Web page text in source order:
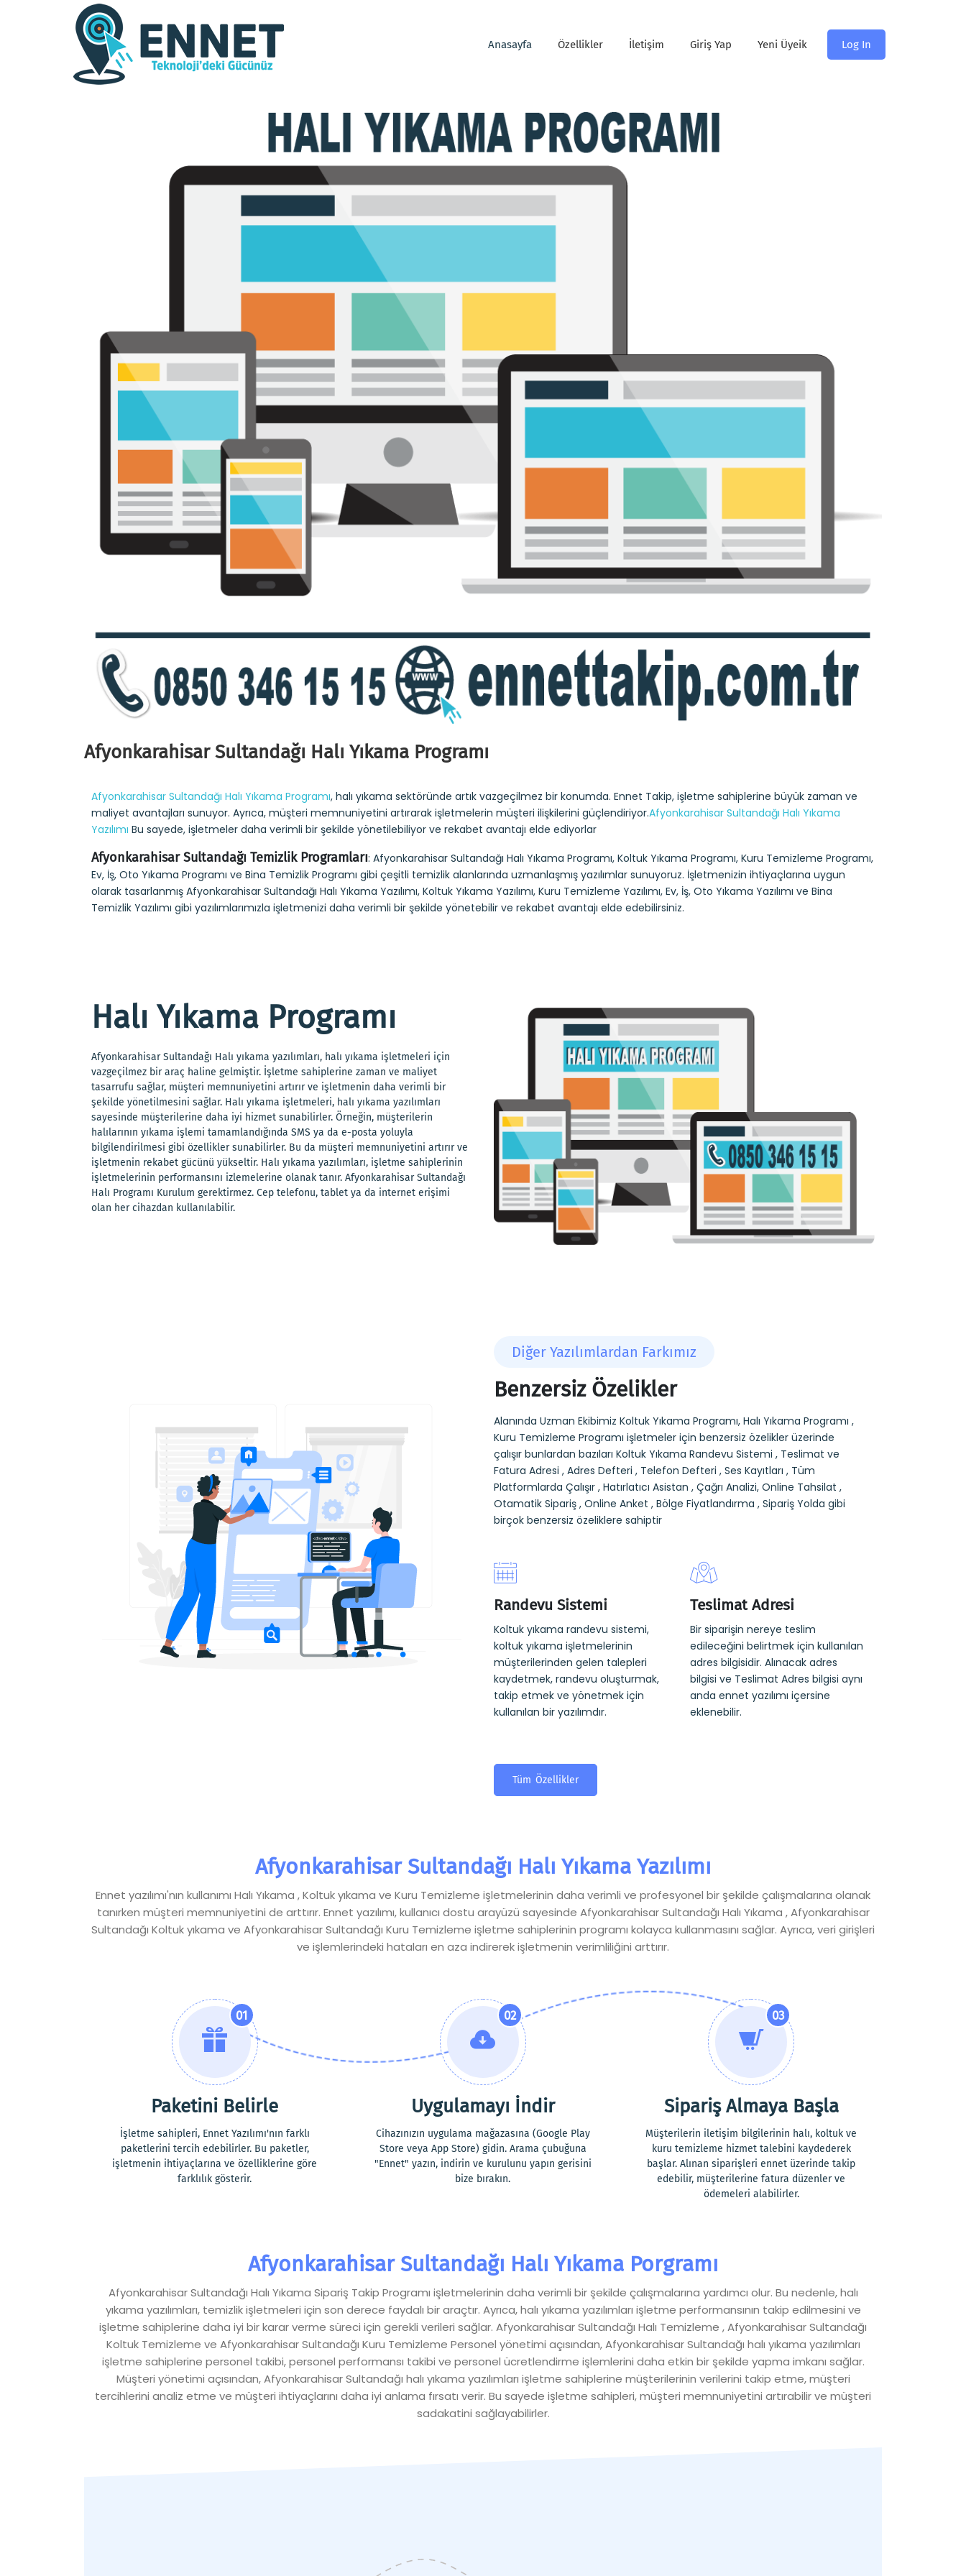
Anasayfa Özellikler İletişim Giriş Yap Yeni Üyeik Log In
Afyonkarahisar Sultandağı Halı Yıkama Programı
Afyonkarahisar Sultandağı Halı Yıkama Programı, halı yıkama sektöründe artık vazgeçilmez bir konumda. Ennet Takip, işletme sahiplerine büyük zaman ve
maliyet avantajları sunuyor. Ayrıca, müşteri memnuniyetini artırarak işletmelerin müşteri ilişkilerini güçlendiriyor.Afyonkarahisar Sultandağı Halı Yıkama
Yazılımı Bu sayede, işletmeler daha verimli bir şekilde yönetilebiliyor ve rekabet avantajı elde ediyorlar
Afyonkarahisar Sultandağı Temizlik Programları: Afyonkarahisar Sultandağı Halı Yıkama Programı, Koltuk Yıkama Programı, Kuru Temizleme Programı,
Ev, İş, Oto Yıkama Programı ve Bina Temizlik Programı gibi çeşitli temizlik alanlarında uzmanlaşmış yazılımlar sunuyoruz. İşletmenizin ihtiyaçlarına uygun
olarak tasarlanmış Afyonkarahisar Sultandağı Halı Yıkama Yazılımı, Koltuk Yıkama Yazılımı, Kuru Temizleme Yazılımı, Ev, İş, Oto Yıkama Yazılımı ve Bina
Temizlik Yazılımı gibi yazılımlarımızla işletmenizi daha verimli bir şekilde yönetebilir ve rekabet avantajı elde edebilirsiniz.
Halı Yıkama Programı
Afyonkarahisar Sultandağı Halı yıkama yazılımları, halı yıkama işletmeleri için
vazgeçilmez bir araç haline gelmiştir. İşletme sahiplerine zaman ve maliyet
tasarrufu sağlar, müşteri memnuniyetini artırır ve işletmenin daha verimli bir
şekilde yönetilmesini sağlar. Halı yıkama işletmeleri, halı yıkama yazılımları
sayesinde müşterilerine daha iyi hizmet sunabilirler. Örneğin, müşterilerin
halılarının yıkama işlemi tamamlandığında SMS ya da e-posta yoluyla
bilgilendirilmesi gibi özellikler sunabilirler. Bu da müşteri memnuniyetini artırır ve
işletmenin rekabet gücünü yükseltir. Halı yıkama yazılımları, işletme sahiplerinin
işletmelerinin performansını izlemelerine olanak tanır. Afyonkarahisar Sultandağı
Halı Programı Kurulum gerektirmez. Cep telefonu, tablet ya da internet erişimi
olan her cihazdan kullanılabilir.
Diğer Yazılımlardan Farkımız
Benzersiz Özelikler
Alanında Uzman Ekibimiz Koltuk Yıkama Programı, Halı Yıkama Programı ,
Kuru Temizleme Programı işletmeler için benzersiz özelikler üzerinde
çalışır bunlardan bazıları Koltuk Yıkama Randevu Sistemi , Teslimat ve
Fatura Adresi , Adres Defteri , Telefon Defteri , Ses Kayıtları , Tüm
Platformlarda Çalışır , Hatırlatıcı Asistan , Çağrı Analizi, Online Tahsilat ,
Otamatik Sipariş , Online Anket , Bölge Fiyatlandırma , Sipariş Yolda gibi
birçok benzersiz özeliklere sahiptir
Randevu Sistemi
Koltuk yıkama randevu sistemi,
koltuk yıkama işletmelerinin
müşterilerinden gelen talepleri
kaydetmek, randevu oluşturmak,
takip etmek ve yönetmek için
kullanılan bir yazılımdır.
Teslimat Adresi
Bir siparişin nereye teslim
edileceğini belirtmek için kullanılan
adres bilgisidir. Alınacak adres
bilgisi ve Teslimat Adres bilgisi aynı
anda ennet yazılımı içersine
eklenebilir.
Tüm Özellikler
Afyonkarahisar Sultandağı Halı Yıkama Yazılımı
Ennet yazılımı'nın kullanımı Halı Yıkama , Koltuk yıkama ve Kuru Temizleme işletmelerinin daha verimli ve profesyonel bir şekilde çalışmalarına olanak
tanırken müşteri memnuniyetini de arttırır. Ennet yazılımı, kullanıcı dostu arayüzü sayesinde Afyonkarahisar Sultandağı Halı Yıkama , Afyonkarahisar
Sultandağı Koltuk yıkama ve Afyonkarahisar Sultandağı Kuru Temizleme işletme sahiplerinin programı kolayca kullanmasını sağlar. Ayrıca, veri girişleri
ve işlemlerindeki hataları en aza indirerek işletmenin verimliliğini arttırır.
01
Paketini Belirle
İşletme sahipleri, Ennet Yazılımı'nın farklı
paketlerini tercih edebilirler. Bu paketler,
işletmenin ihtiyaçlarına ve özelliklerine göre
farklılık gösterir.
02
Uygulamayı İndir
Cihazınızın uygulama mağazasına (Google Play
Store veya App Store) gidin. Arama çubuğuna
"Ennet" yazın, indirin ve kurulunu yapın gerisini
bize bırakın.
03
Sipariş Almaya Başla
Müşterilerin iletişim bilgilerinin halı, koltuk ve
kuru temizleme hizmet talebini kaydederek
başlar. Alınan siparişleri ennet üzerinde takip
edebilir, müşterilerine fatura düzenler ve
ödemeleri alabilirler.
Afyonkarahisar Sultandağı Halı Yıkama Porgramı
Afyonkarahisar Sultandağı Halı Yıkama Sipariş Takip Programı işletmelerinin daha verimli bir şekilde çalışmalarına yardımcı olur. Bu nedenle, halı
yıkama yazılımları, temizlik işletmeleri için son derece faydalı bir araçtır. Ayrıca, halı yıkama yazılımları işletme performansının takip edilmesini ve
işletme sahiplerine daha iyi bir karar verme süreci için gerekli verileri sağlar. Afyonkarahisar Sultandağı Halı Temizleme , Afyonkarahisar Sultandağı
Koltuk Temizleme ve Afyonkarahisar Sultandağı Kuru Temizleme Personel yönetimi açısından, Afyonkarahisar Sultandağı halı yıkama yazılımları
işletme sahiplerine personel takibi, personel performansı takibi ve personel ücretlendirme işlemlerini daha etkin bir şekilde yapma imkanı sağlar.
Müşteri yönetimi açısından, Afyonkarahisar Sultandağı halı yıkama yazılımları işletme sahiplerine müşterilerinin verilerini takip etme, müşteri
tercihlerini analiz etme ve müşteri ihtiyaçlarını daha iyi anlama fırsatı verir. Bu sayede işletme sahipleri, müşteri memnuniyetini artırabilir ve müşteri
sadakatini sağlayabilirler.